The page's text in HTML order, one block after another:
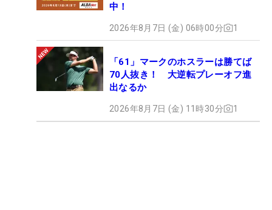
中！
2026年8月7日 (金) 06時00分 1
「61」マークのホスラーは勝てば
70人抜き！ 大逆転プレーオフ進
出なるか
2026年8月7日 (金) 11時30分 1